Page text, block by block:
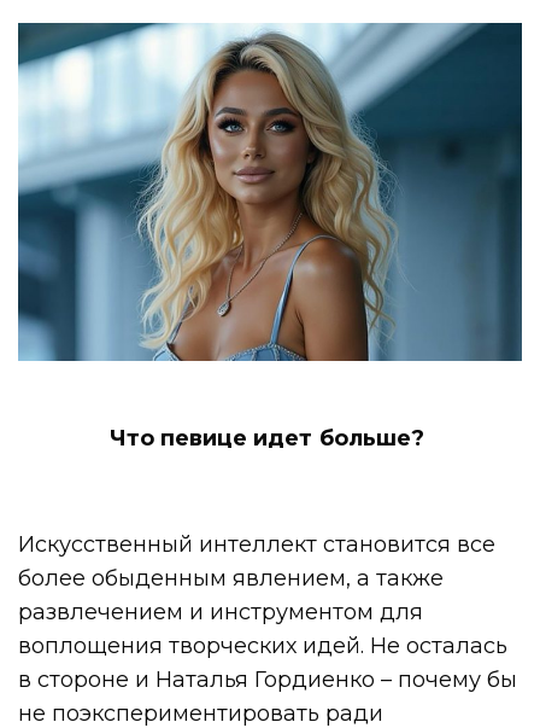
Что певице идет больше?
Искусственный интеллект становится все
более обыденным явлением, а также
развлечением и инструментом для
воплощения творческих идей. Не осталась
в стороне и Наталья Гордиенко – почему бы
не поэкспериментировать ради